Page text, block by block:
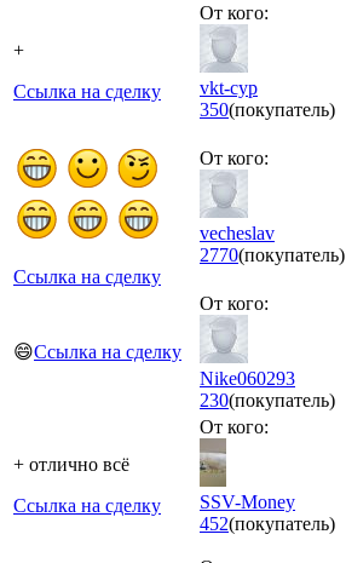
+
Ссылка на сделку
От кого:
vkt-cyp
350(покупатель)
Ссылка на сделку
От кого:
vecheslav
2770(покупатель)
😄Ссылка на сделку
От кого:
Nike060293
230(покупатель)
+ отлично всё
Ссылка на сделку
От кого:
SSV-Money
452(покупатель)